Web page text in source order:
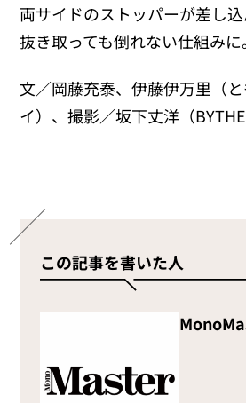
両サイドのストッパーが差し込
抜き取っても倒れない仕組みに
文／岡藤充泰、伊藤伊万里（
イ）、撮影／坂下丈洋（
この記事を書いた人